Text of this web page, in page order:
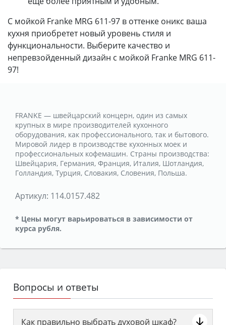
С мойкой Franke MRG 611-97 в оттенке оникс ваша
кухня приобретет новый уровень стиля и
функциональности. Выберите качество и
непревзойденный дизайн с мойкой Franke MRG 611-
97!
FRANKE — швейцарский концерн, один из самых
крупных в мире производителей кухонного
оборудования, как профессионального, так и бытового.
Мировой лидер в производстве кухонных моек и
профессиональных кофемашин. Страны производства:
Швейцария, Германия, Франция, Италия, Шотландия,
Голландия, Турция, Словакия, Словения, Польша.
Артикул: 114.0157.482
* Цены могут варьироваться в зависимости от
курса рубля.
Вопросы и ответы
Как правильно выбрать духовой шкаф?